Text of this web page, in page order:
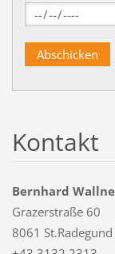
Kontakt
Bernhard
Grazerstraße 60
8061 St.Radegund